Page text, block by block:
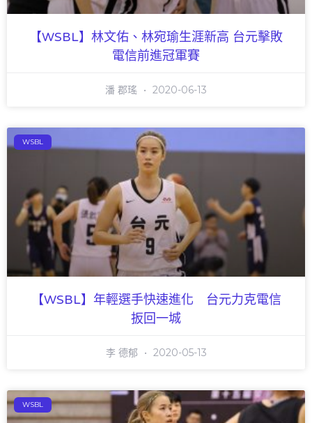
【WSBL】林文佑、林宛瑜生涯新高 台元擊敗
電信前進冠軍賽
潘 郡瑤 2020-06-13
WSBL
【WSBL】年輕選手快速進化 台元力克電信
扳回一城
李 德郁 2020-05-13
WSBL